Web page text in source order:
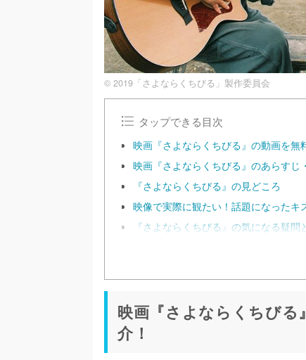
© 2019「さよならくちびる」製作委員会
タップできる目次
映画『さよならくちびる』の動画を無
映画『さよならくちびる』のあらすじ
『さよならくちびる』の見どころ
映像で実際に観たい！話題になったキ
『さよならくちびる』の気になる疑問
映画『さよならくちびる
介！